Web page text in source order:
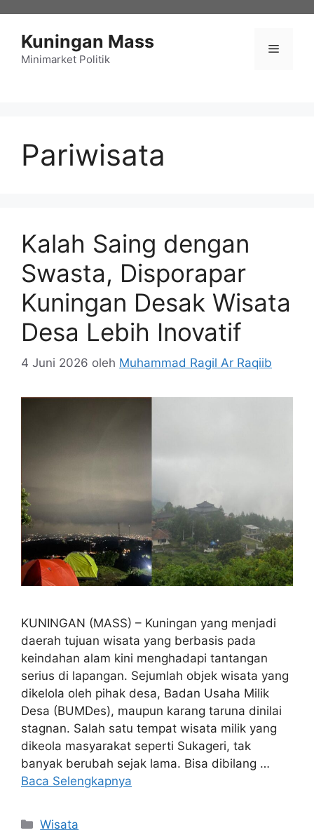
Kuningan Mass
Minimarket Politik
Menu
Pariwisata
Kalah Saing dengan
Swasta, Disporapar
Kuningan Desak Wisata
Desa Lebih Inovatif
4 Juni 2026 oleh Muhammad Ragil Ar Raqiib
KUNINGAN (MASS) – Kuningan yang menjadi
daerah tujuan wisata yang berbasis pada
keindahan alam kini menghadapi tantangan
serius di lapangan. Sejumlah objek wisata yang
dikelola oleh pihak desa, Badan Usaha Milik
Desa (BUMDes), maupun karang taruna dinilai
stagnan. Salah satu tempat wisata milik yang
dikeola masyarakat seperti Sukageri, tak
banyak berubah sejak lama. Bisa dibilang …
Baca Selengkapnya
Kategori
Wisata